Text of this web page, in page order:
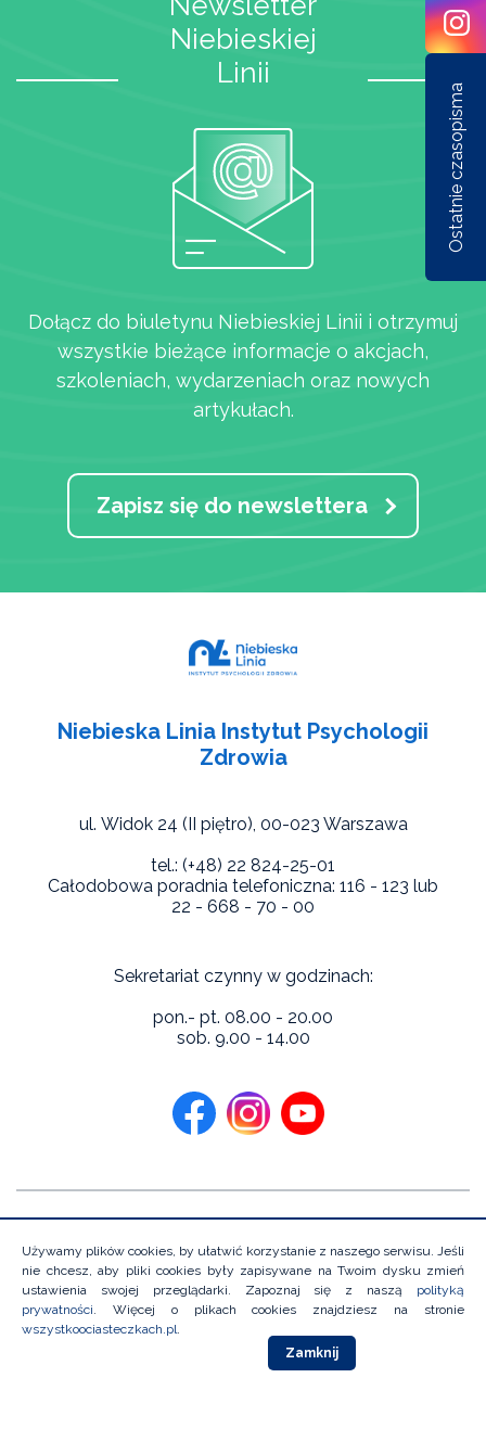
Niebieskiej
Linii
Dołącz do biuletynu Niebieskiej Linii i otrzymuj
wszystkie bieżące informacje o akcjach,
szkoleniach, wydarzeniach oraz nowych
artykułach.
Zapisz się do newslettera
Niebieska Linia Instytut Psychologii
Zdrowia
ul. Widok 24 (II piętro), 00-023 Warszawa
tel.: (+48) 22 824-25-01
Całodobowa poradnia telefoniczna: 116 - 123 lub
22 - 668 - 70 - 00
Sekretariat czynny w godzinach:
pon.- pt. 08.00 - 20.00
sob. 9.00 - 14.00
Wszystkie prawa zastrzeżone
Projekt i wykonanie:
Deklaracja dostępności
Używamy plików cookies, by ułatwić korzystanie z naszego serwisu. Jeśli
nie chcesz, aby pliki cookies były zapisywane na Twoim dysku zmień
ustawienia swojej przeglądarki. Zapoznaj się z naszą polityką
prywatności. Więcej o plikach cookies znajdziesz na stronie
wszystkoociasteczkach.pl.
Zamknij
Ostatnie czasopisma
Nr 1/162/2026 Nr 5/